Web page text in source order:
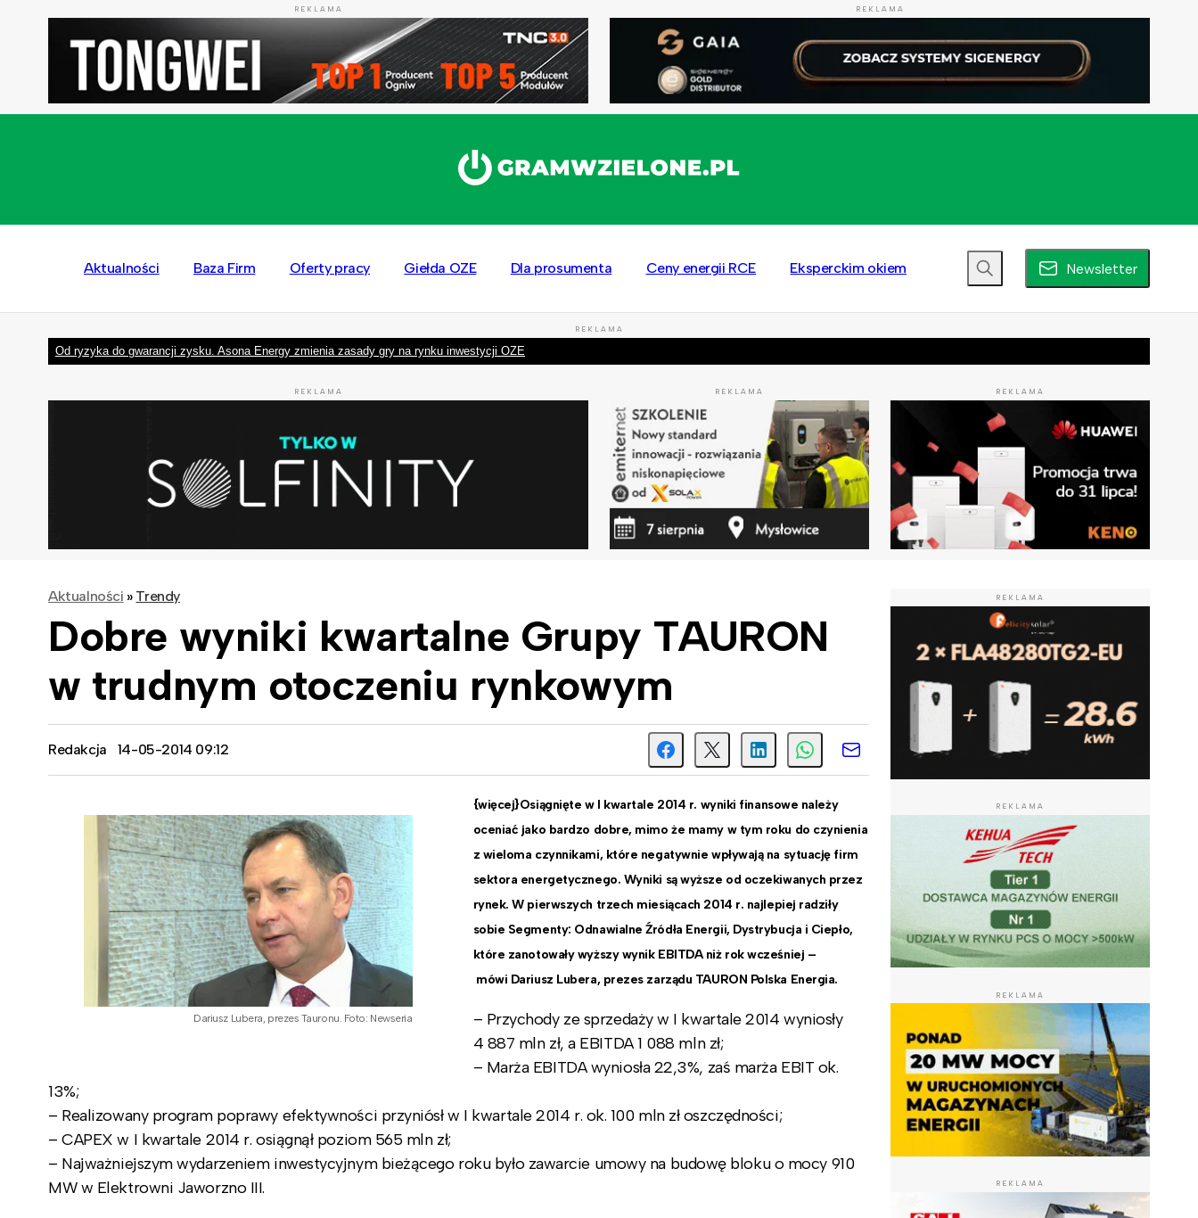
REKLAMA REKLAMA
Aktualności Baza Firm Oferty pracy Giełda OZE Dla prosumenta Ceny energii RCE Eksperckim okiem Newsletter
REKLAMA
Od ryzyka do gwarancji zysku. Asona Energy zmienia zasady gry na rynku inwestycji OZE
REKLAMA REKLAMA REKLAMA
Aktualności » Trendy
Dobre wyniki kwartalne Grupy TAURON
w trudnym otoczeniu rynkowym
Redakcja 14-05-2014 09:12
Dariusz Lubera, prezes Tauronu. Foto: Newseria
{więcej}Osiągnięte w I kwartale 2014 r. wyniki finansowe należy
oceniać jako bardzo dobre, mimo że mamy w tym roku do czynienia
z wieloma czynnikami, które negatywnie wpływają na sytuację firm
sektora energetycznego. Wyniki są wyższe od oczekiwanych przez
rynek. W pierwszych trzech miesiącach 2014 r. najlepiej radziły
sobie Segmenty: Odnawialne Źródła Energii, Dystrybucja i Ciepło,
które zanotowały wyższy wynik EBITDA niż rok wcześniej –
mówi Dariusz Lubera, prezes zarządu TAURON Polska Energia.
– Przychody ze sprzedaży w I kwartale 2014 wyniosły
4 887 mln zł, a EBITDA 1 088 mln zł;
– Marża EBITDA wyniosła 22,3%, zaś marża EBIT ok.
13%;
– Realizowany program poprawy efektywności przyniósł w I kwartale 2014 r. ok. 100 mln zł oszczędności;
– CAPEX w I kwartale 2014 r. osiągnął poziom 565 mln zł;
– Najważniejszym wydarzeniem inwestycyjnym bieżącego roku było zawarcie umowy na budowę bloku o mocy 910
MW w Elektrowni Jaworzno III.
REKLAMA
REKLAMA
REKLAMA
REKLAMA